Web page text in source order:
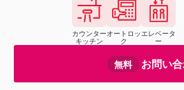
カウンター
キッチン
オートロッ
ク
エレベータ
ー
無料 お問い